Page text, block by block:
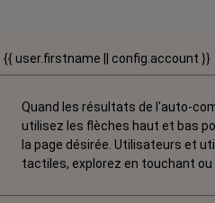
{{ user.firstname || config.account }}
Quand les résultats de l'auto-
utilisez les flèches haut et bas
la page désirée. Utilisateurs et
tactiles, explorez en touchant ou